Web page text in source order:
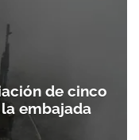
de cinco
embajada